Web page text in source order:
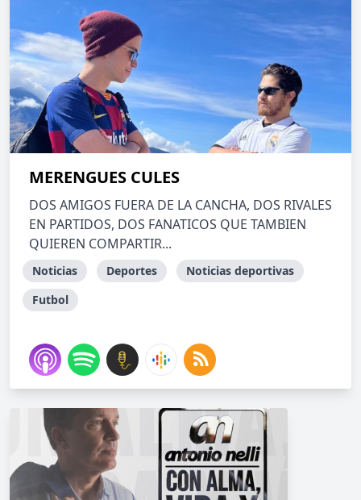
MERENGUES CULES
DOS AMIGOS FUERA DE LA CANCHA, DOS RIVALES
EN PARTIDOS, DOS FANATICOS QUE TAMBIEN
QUIEREN COMPARTIR...
Noticias Deportes
Noticias deportivas
Futbol